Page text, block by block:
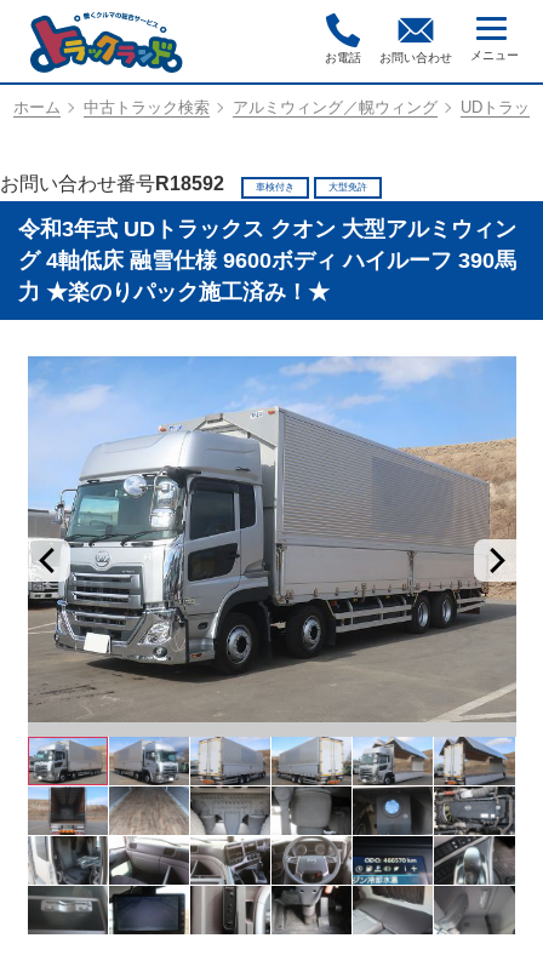
お電話 お問い合わせ
ホーム 中古トラック検索 アルミウィング／幌ウィング UDトラッ
お問い合わせ番号R18592 車検付き 大型免許
令和3年式 UDトラックス クオン 大型アルミウィン
グ 4軸低床 融雪仕様 9600ボディ ハイルーフ 390馬
力 ★楽のりパック施工済み！★